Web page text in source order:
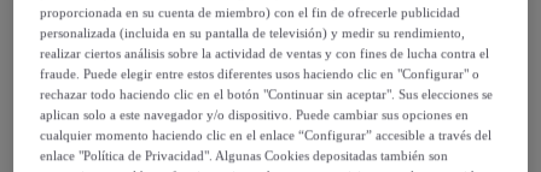
23,99 €
114,24 €
-79%
proporcionada en su cuenta de miembro) con el fin de ofrecerle publicidad
personalizada (incluida en su pantalla de televisión) y medir su rendimiento,
realizar ciertos análisis sobre la actividad de ventas y con fines de lucha contra el
fraude. Puede elegir entre estos diferentes usos haciendo clic en "Configurar" o
rechazar todo haciendo clic en el botón "Continuar sin aceptar". Sus elecciones se
aplican solo a este navegador y/o dispositivo. Puede cambiar sus opciones en
cualquier momento haciendo clic en el enlace “Configurar” accesible a través del
enlace "Política de Privacidad". Algunas Cookies depositadas también son